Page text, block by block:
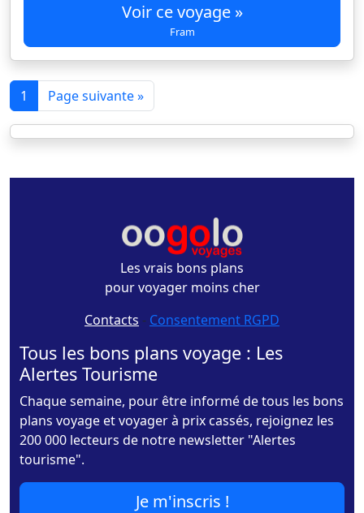
Voir ce voyage »
Fram
1 Page suivante »
Les vrais bons plans
pour voyager moins cher
Contacts - Consentement RGPD
Tous les bons plans voyage : Les
Alertes Tourisme
Chaque semaine, pour être informé de tous les bons
plans voyage et voyager à prix cassés, rejoignez les
200 000 lecteurs de notre newsletter "Alertes
tourisme".
Je m'inscris !